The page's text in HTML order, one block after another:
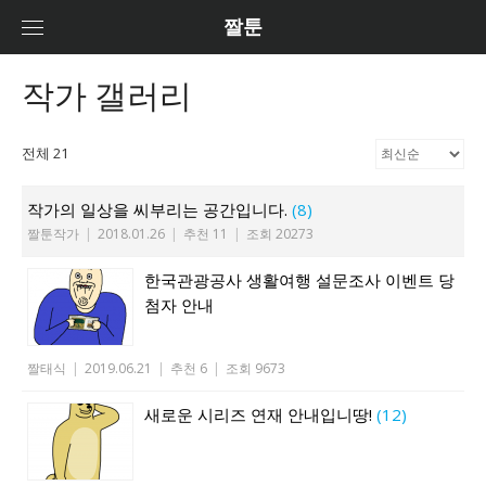
짤툰
작가 갤러리
전체 21
작가의 일상을 씨부리는 공간입니다. (8)
짤툰작가 | 2018.01.26 | 추천 11 | 조회 20273
한국관광공사 생활여행 설문조사 이벤트 당
첨자 안내
짤태식 | 2019.06.21 | 추천 6 | 조회 9673
새로운 시리즈 연재 안내입니땅! (12)